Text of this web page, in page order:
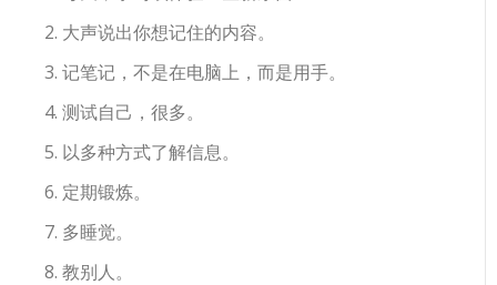
大声说出你想记住的内容。
记笔记，不是在电脑上，而是用手。
测试自己，很多。
以多种方式了解信息。
定期锻炼。
多睡觉。
教别人。